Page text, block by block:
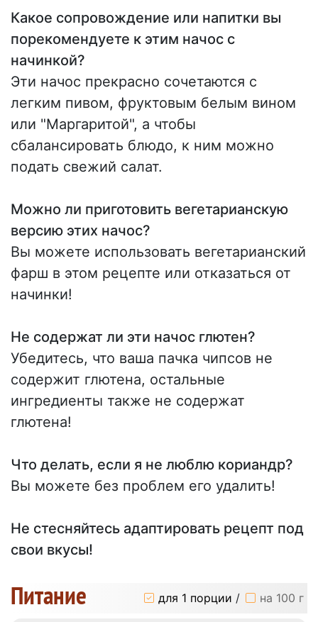
Какое сопровождение или напитки вы
порекомендуете к этим начос с
начинкой?
Эти начос прекрасно сочетаются с
легким пивом, фруктовым белым вином
или "Маргаритой", а чтобы
сбалансировать блюдо, к ним можно
подать свежий салат.
Можно ли приготовить вегетарианскую
версию этих начос?
Вы можете использовать вегетарианский
фарш в этом рецепте или отказаться от
начинки!
Не содержат ли эти начос глютен?
Убедитесь, что ваша пачка чипсов не
содержит глютена, остальные
ингредиенты также не содержат
глютена!
Что делать, если я не люблю кориандр?
Вы можете без проблем его удалить!
Не стесняйтесь адаптировать рецепт под
свои вкусы!
Питание для 1 порции / на 100 г